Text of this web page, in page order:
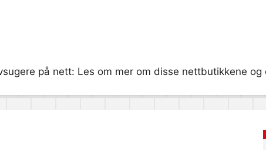
på nett: Les om mer om disse nettbutikkene og